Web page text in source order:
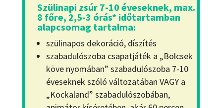
Szülinapi zsúr 7-10 éveseknek, max.
8 főre, 2,5-3 órás* időtartamban
alapcsomag tartalma:
szülinapos dekoráció, díszítés
szabadulószoba csapatjáték a „Bölcsek
köve nyomában” szabadulószoba 7-10
éveseknek szóló változatában VAGY a
„Kockaland” szabadulószobában,